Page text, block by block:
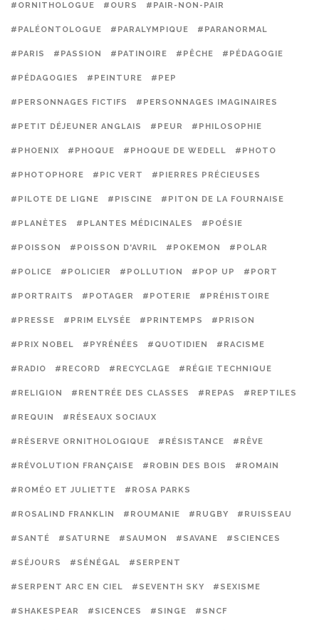
#ORNITHOLOGUE #OURS #PAIR-NON-PAIR
#PALÉONTOLOGUE #PARALYMPIQUE #PARANORMAL
#PARIS #PASSION #PATINOIRE #PÊCHE #PÉDAGOGIE
#PÉDAGOGIES #PEINTURE #PEP
#PERSONNAGES FICTIFS #PERSONNAGES IMAGINAIRES
#PETIT DÉJEUNER ANGLAIS #PEUR #PHILOSOPHIE
#PHOENIX #PHOQUE #PHOQUE DE WEDELL #PHOTO
#PHOTOPHORE #PIC VERT #PIERRES PRÉCIEUSES
#PILOTE DE LIGNE #PISCINE #PITON DE LA FOURNAISE
#PLANÈTES #PLANTES MÉDICINALES #POÉSIE
#POISSON #POISSON D'AVRIL #POKEMON #POLAR
#POLICE #POLICIER #POLLUTION #POP UP #PORT
#PORTRAITS #POTAGER #POTERIE #PRÉHISTOIRE
#PRESSE #PRIM ELYSÉE #PRINTEMPS #PRISON
#PRIX NOBEL #PYRÉNÉES #QUOTIDIEN #RACISME
#RADIO #RECORD #RECYCLAGE #RÉGIE TECHNIQUE
#RELIGION #RENTRÉE DES CLASSES #REPAS #REPTILES
#REQUIN #RÉSEAUX SOCIAUX
#RÉSERVE ORNITHOLOGIQUE #RÉSISTANCE #RÊVE
#RÉVOLUTION FRANÇAISE #ROBIN DES BOIS #ROMAIN
#ROMÉO ET JULIETTE #ROSA PARKS
#ROSALIND FRANKLIN #ROUMANIE #RUGBY #RUISSEAU
#SANTÉ #SATURNE #SAUMON #SAVANE #SCIENCES
#SÉJOURS #SÉNÉGAL #SERPENT
#SERPENT ARC EN CIEL #SEVENTH SKY #SEXISME
#SHAKESPEAR #SICENCES #SINGE #SNCF